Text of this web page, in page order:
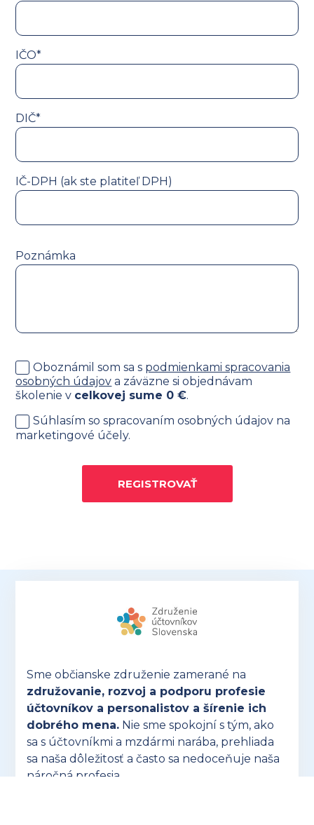
IČO*
DIČ*
IČ-DPH (ak ste platiteľ DPH)
Poznámka
Oboznámil som sa s podmienkami spracovania
osobných údajov a záväzne si objednávam
školenie v celkovej sume 0 €.
Súhlasím so spracovaním osobných údajov na
marketingové účely.
REGISTROVAŤ
Sme občianske združenie zamerané na
združovanie, rozvoj a podporu profesie
účtovníkov a personalistov a šírenie ich
dobrého mena. Nie sme spokojní s tým, ako
sa s účtovníkmi a mzdármi narába, prehliada
sa naša dôležitosť a často sa nedoceňuje naša
náročná profesia.